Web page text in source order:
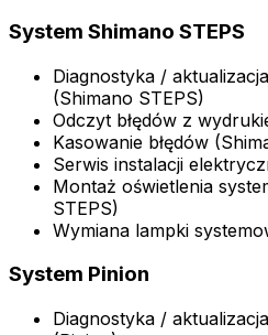
System Shimano STEPS
Diagnostyka /
(Shimano STEPS)
Odczyt błędów z
Kasowanie błędów
Serwis instalacji
Montaż oświetlenia
STEPS)
Wymiana lampki
System Pinion
Diagnostyka /